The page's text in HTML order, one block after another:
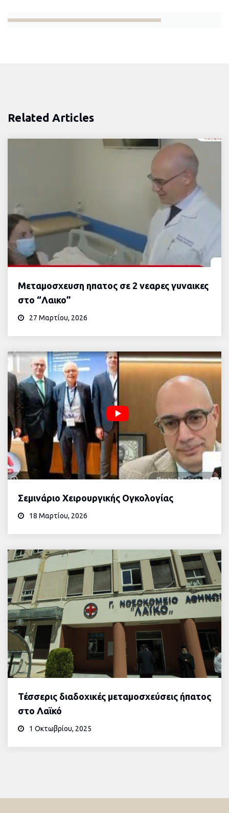
Related Articles
Μεταμοσχευση ηπατος σε 2 νεαρες γυναικες
στο “Λαικο”
27 Μαρτίου, 2026
Σεμινάριο Χειρουργικής Ογκολογίας
18 Μαρτίου, 2026
Τέσσερις διαδοχικές μεταμοσχεύσεις ήπατος
στο Λαϊκό
1 Οκτωβρίου, 2025